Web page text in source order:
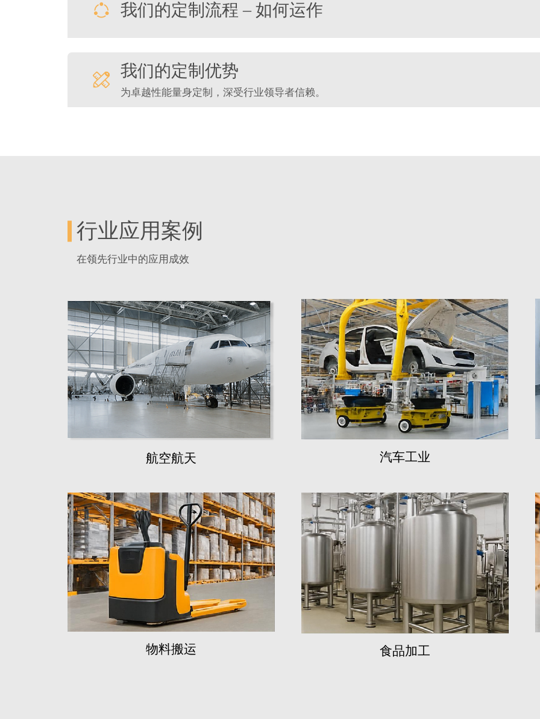
我们的定制流程 – 如何运作
01 02 03
设计咨询
分享您的基本需求：载重能力、地面类型、操作环境、尺寸偏好以及任何特定的挑战。
我们的角色：
我们帮助您选择最佳配置，并提供定制解决方案建议——您无需提供技术图纸。
我们的定制优势
为卓越性能量身定制，深受行业领导者信赖。
我们拥有超过20年的工业脚轮工程经验，专注的团队能够
解决各类环境中高度具体的应用挑战。
先进的生产与测试设施开发人的潜能
从自动化CNC加工到定制的内部测，我们的全方位一体化
设施确保每个定制项目的卓越质量与高效速度。
丰富的跨行业经验
我们已成功为物流、
提供定制脚轮解决方
快速响应复杂需求
我们的内部协作流程能够迅速适应不断变化的需求，在不
妥协质量的前提下，提供灵活的客户定制解决方案。
客户导向的持续
从项目启动到售后维
体系。定期技术回访
行业应用案例
在领先行业中的应用成效
航空航天 汽车工业
物料搬运 食品加工